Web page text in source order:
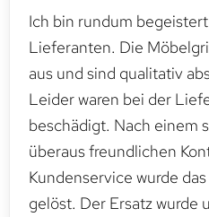
Ich bin rundum
Lieferanten. Die
aus und sind qualitativ
Leider waren bei der
beschädigt. Nach einem
überaus freundlichen
Kundenservice wurde
gelöst. Der Ersatz wurde